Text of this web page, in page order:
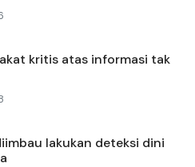
kritis atas informasi tak
lakukan deteksi dini